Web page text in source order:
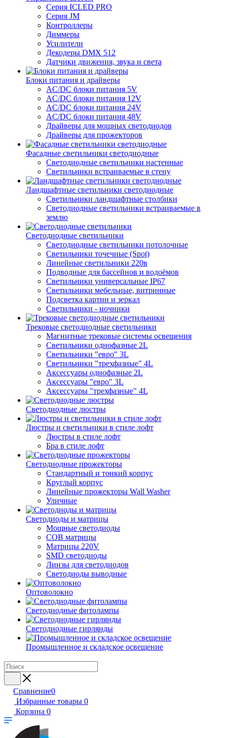
Серия ICLED PRO
Серия JM
Контроллеры
Диммеры
Усилители
Декодеры DMX 512
Датчики движения, звука и света
Блоки питания и драйверы
AC/DC блоки питания 5V
AC/DC блоки питания 12V
AC/DC блоки питания 24V
AC/DC блоки питания 48V
Драйверы для мощных светодиодов
Драйверы для прожекторов
Фасадные светильники светодиодные
Светодиодные светильники настенные
Светильники встраиваемые в стену
Ландшафтные светильники светодиодные
Светильники ландшафтные столбики
Светодиодные светильники встраиваемые в
землю
Светодиодные светильники
Светодиодные светильники потолочные
Светильники точечные (Spot)
Линейные светильники 220в
Подводные для бассейнов и водоёмов
Светильники универсальные IP67
Светильники мебельные, витринные
Подсветка картин и зеркал
Светильники - ночники
Трековые светодиодные светильники
Магнитные трековые системы освещения
Светильники однофазные 2L
Светильники "евро" 3L
Светильники "трехфазные" 4L
Аксессуары однофазные 2L
Аксессуары "евро" 3L
Аксессуары "трехфазные" 4L
Светодиодные люстры
Люстры и светильники в стиле лофт
Люстры в стиле лофт
Бра в стиле лофт
Светодиодные прожекторы
Стандартный и тонкий корпус
Круглый корпус
Линейные прожекторы Wall Washer
Уличные
Светодиоды и матрицы
Мощные светодиоды
COB матрицы
Матрицы 220V
SMD светодиоды
Линзы для светодиодов
Светодиоды выводные
Оптоволокно
Светодиодные фитолампы
Светодиодные гирлянды
Промышленное и складское освещение
Сравнение0
Избранные товары 0
Корзина 0